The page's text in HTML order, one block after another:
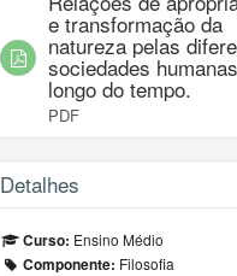
e transformação da
natureza pelas
sociedades
longo do tempo.
PDF
Detalhes
Curso: Ensino Médio
Componente: Filosofia